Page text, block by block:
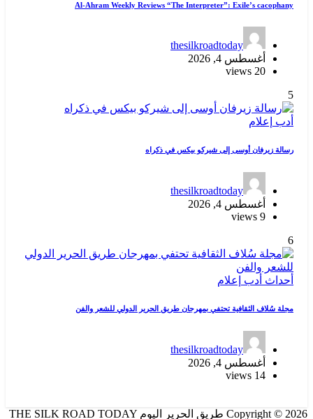
Al-Ahram Weekly Reviews “The Interpreter”: Exile’s cacophany
thesilkroadtoday
أغسطس 4, 2026
20 views
5
أدب إعلام
رسالة زيرفان أوسى إلى شيركو بيكس في ذكراه
thesilkroadtoday
أغسطس 4, 2026
9 views
6
أحداث أدب إعلام
مجلة سُلاف الثقافية تحتفي بمهرجان طريق الحرير الدولي للشعر والفن
thesilkroadtoday
أغسطس 4, 2026
14 views
Copyright © 2026 طريق الحرير اليوم THE SILK ROAD TODAY